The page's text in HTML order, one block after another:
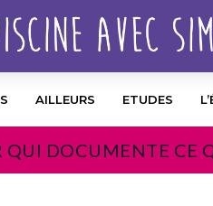
AILLEURS ETUDES
DOCUMENTE CE